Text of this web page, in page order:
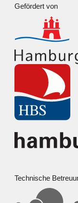
Gefördert von
Technische